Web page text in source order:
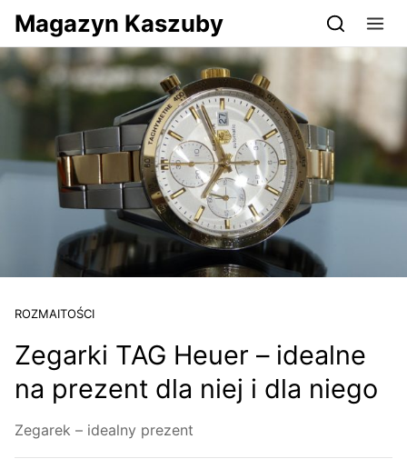
Przejdź do serwisu magazynkaszuby.pl
Magazyn Kaszuby
ROZMAITOŚCI
Zegarki TAG Heuer – idealne
na prezent dla niej i dla niego
Zegarek – idealny prezent